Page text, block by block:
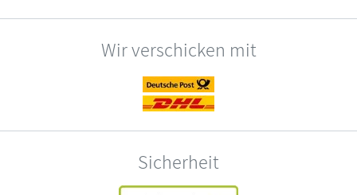
Wir verschicken mit
Sicherheit